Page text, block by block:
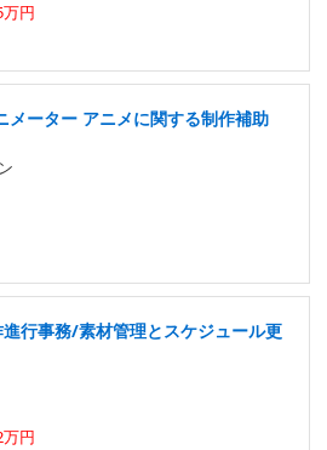
円
ーター アニメに関する制作補助
行事務/素材管理とスケジュール更
円